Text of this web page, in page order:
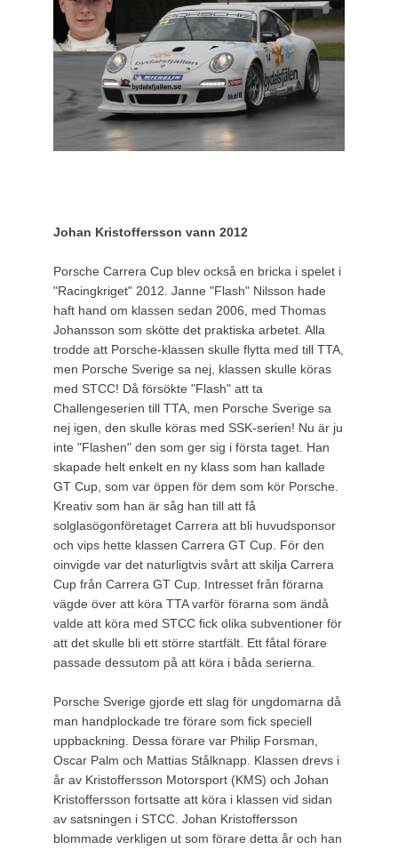
Johan Kristoffersson vann 2012
Porsche Carrera Cup blev också en bricka i spelet i
"Racingkriget" 2012. Janne "Flash" Nilsson hade
haft hand om klassen sedan 2006, med Thomas
Johansson som skötte det praktiska arbetet. Alla
trodde att Porsche-klassen skulle flytta med till TTA,
men Porsche Sverige sa nej, klassen skulle köras
med STCC! Då försökte "Flash" att ta
Challengeserien till TTA, men Porsche Sverige sa
nej igen, den skulle köras med SSK-serien! Nu är ju
inte "Flashen" den som ger sig i första taget. Han
skapade helt enkelt en ny klass som han kallade
GT Cup, som var öppen för dem som kör Porsche.
Kreativ som han är såg han till att få
solglasögonföretaget Carrera att bli huvudsponsor
och vips hette klassen Carrera GT Cup. För den
oinvigde var det naturligtvis svårt att skilja Carrera
Cup från Carrera GT Cup. Intresset från förarna
vägde över att köra TTA varför förarna som ändå
valde att köra med STCC fick olika subventioner för
att det skulle bli ett större startfält. Ett fåtal förare
passade dessutom på att köra i båda serierna.
Porsche Sverige gjorde ett slag för ungdomarna då
man handplockade tre förare som fick speciell
uppbackning. Dessa förare var Philip Forsman,
Oscar Palm och Mattias Stålknapp. Klassen drevs i
år av Kristoffersson Motorsport (KMS) och Johan
Kristoffersson fortsatte att köra i klassen vid sidan
av satsningen i STCC. Johan Kristoffersson
blommade verkligen ut som förare detta år och han